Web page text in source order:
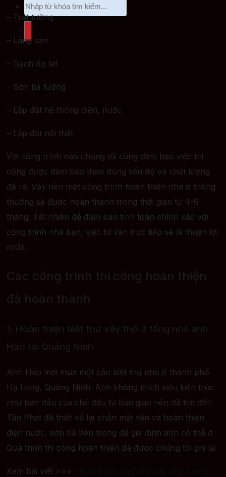
– Trát tường
– Láng sàn
– Gạch ốp lát
– Sơn bả tường
– Lắp đặt hệ thống điện, nước
– Lắp đặt nội thất
Với công trình nào chúng tôi cũng đảm bảo việc thi
công được đảm bảo theo đúng tiến độ và chất lượng
đề ra. Vậy nên một công trình hoàn thiện nhà ở thông
thường sẽ được hoàn thành trong thời gian từ 4-6
tháng. Tất nhiên để đảm bảo tính toán chính xác với
công trình nhà bạn, việc tư vấn trực tiếp sẽ là thuận lợi
nhất.
Các công trình thi công hoàn thiện
đã hoàn thành
1. Hoàn thiện biệt thự xây thô 3 tầng nhà anh
Hảo tại Quảng Ninh
Anh Hảo mới mua một căn biệt thự nhỏ ở thành phố
Hạ Long, Quảng Ninh. Anh không thích kiểu kiến trúc
như ban đầu của chủ đầu tư bàn giao nên đã tìm đến
Tân Phát để thiết kế lại phần mặt tiền và hoàn thiện
điện nước, sơn bả bên trong để gia đình anh có thể ở.
Quá trinh thi công hoàn thiện đã được chúng tôi ghi lại
Xem bài viết >>>